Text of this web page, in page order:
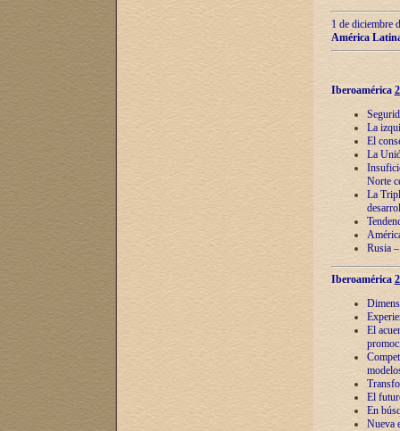
1 de diciembre
América
Iberoamérica
La
El
La
Norte
La
Rusia
Iberoamérica
El
El
En
Nueva